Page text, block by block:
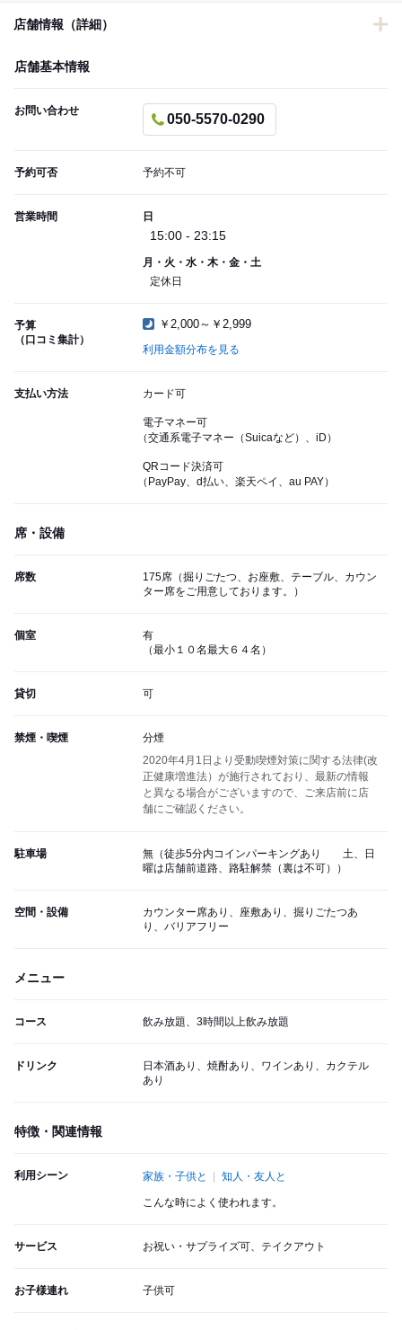
店舗情報（詳細）
店舗基本情報
お問い合わせ
050-5570-0290
予約可否 予約不可
営業時間 日
15:00 - 23:15
月・火・水・木・金・土
定休日
予算
（口コミ集計）
￥2,000～￥2,999
利用金額分布を見る
支払い方法 カード可
電子マネー可
（交通系電子マネー（Suicaなど）、iD）
QRコード決済可
（PayPay、d払い、楽天ペイ、au PAY）
席・設備
席数
175席（掘りごたつ、お座敷、テーブル、カウン
ター席をご用意しております。）
個室
有
（最小１０名最大６４名）
貸切 可
禁煙・喫煙
分煙
2020年4月1日より受動喫煙対策に関する法律(改
正健康増進法）が施行されており、最新の情報
と異なる場合がございますので、ご来店前に店
舗にご確認ください。
駐車場
無（徒歩5分内コインパーキングあり 土、日
曜は店舗前道路、路駐解禁（裏は不可））
空間・設備
カウンター席あり、座敷あり、掘りごたつあ
り、バリアフリー
メニュー
コース 飲み放題、3時間以上飲み放題
ドリンク
日本酒あり、焼酎あり、ワインあり、カクテル
あり
特徴・関連情報
利用シーン 家族・子供と 知人・友人と
こんな時によく使われます。
サービス お祝い・サプライズ可、テイクアウト
お子様連れ 子供可